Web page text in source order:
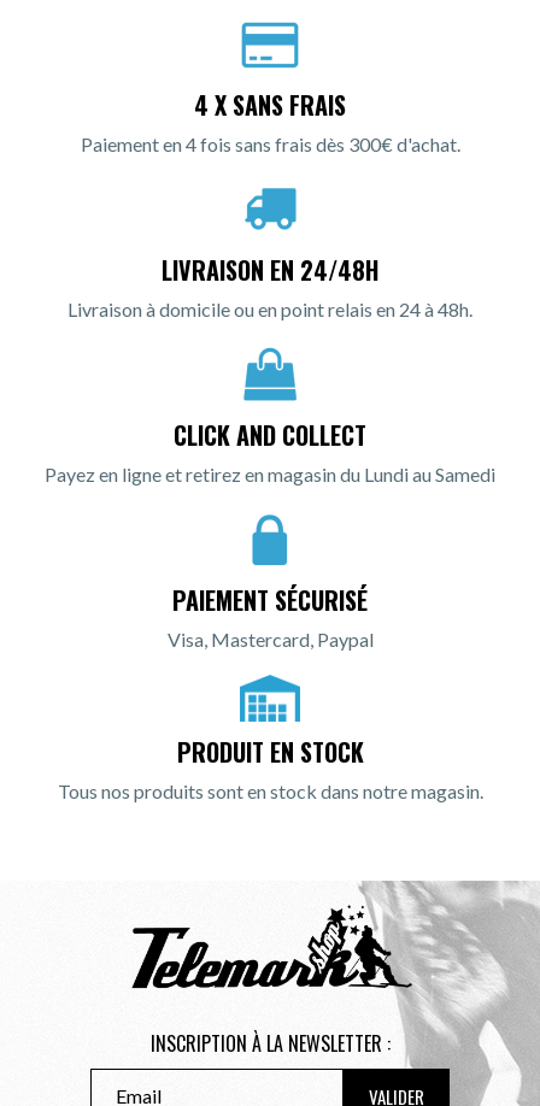
4 X SANS FRAIS
Paiement en 4 fois sans frais dès 300€ d'achat.
LIVRAISON EN 24/48H
Livraison à domicile ou en point relais en 24 à 48h.
CLICK AND COLLECT
Payez en ligne et retirez en magasin du Lundi au Samedi
PAIEMENT SÉCURISÉ
Visa, Mastercard, Paypal
PRODUIT EN STOCK
Tous nos produits sont en stock dans notre magasin.
INSCRIPTION À LA NEWSLETTER :